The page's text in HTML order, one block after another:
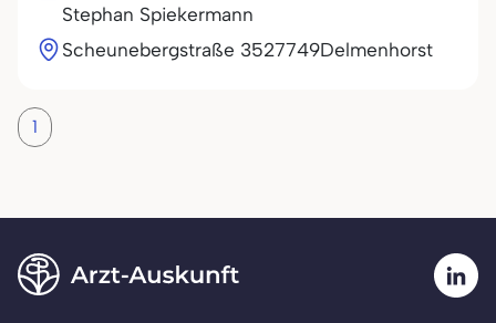
Stephan Spiekermann
Scheunebergstraße 3527749Delmenhorst
1